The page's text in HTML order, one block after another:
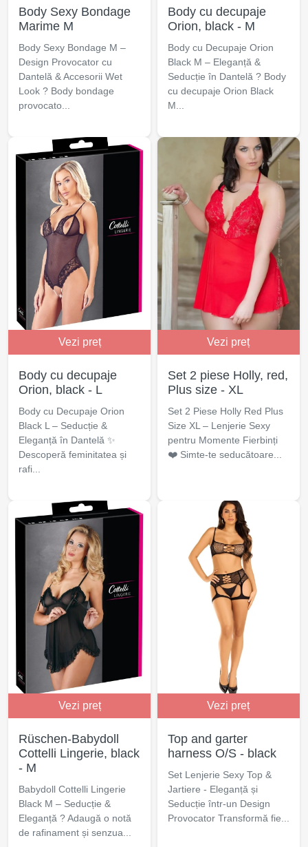
Body Sexy Bondage
Marime M
Body Sexy Bondage M –
Design Provocator cu
Dantelă & Accesorii Wet
Look ? Body bondage
provocato...
Body cu decupaje
Orion, black - M
Body cu Decupaje Orion
Black M – Eleganță &
Seducție în Dantelă ? Body
cu decupaje Orion Black
M...
Vezi preț
Body cu decupaje
Orion, black - L
Body cu Decupaje Orion
Black L – Seducție &
Eleganță în Dantelă ✨
Descoperă feminitatea și
rafi...
Vezi preț
Set 2 piese Holly, red,
Plus size - XL
Set 2 Piese Holly Red Plus
Size XL – Lenjerie Sexy
pentru Momente Fierbinți
❤️ Simte-te seducătoare...
Vezi preț
Rüschen-Babydoll
Cottelli Lingerie, black
- M
Babydoll Cottelli Lingerie
Black M – Seducție &
Eleganță ? Adaugă o notă
de rafinament și senzua...
Vezi preț
Top and garter
harness O/S - black
Set Lenjerie Sexy Top &
Jartiere - Eleganță și
Seducție într-un Design
Provocator Transformă fie...